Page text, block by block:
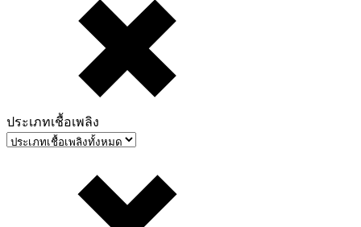
ประเภทเชื้อเพลิง